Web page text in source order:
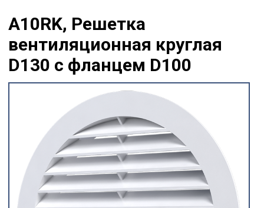
A10RK, Решетка
вентиляционная круглая
D130 с фланцем D100